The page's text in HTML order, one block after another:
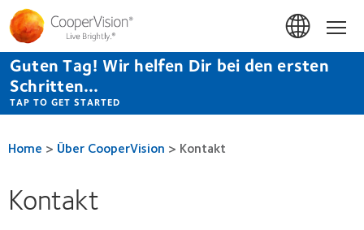
Direkt
zum
Inhalt
Guten Tag! Wir helfen Dir bei den ersten
Schritten...
TAP TO GET STARTED
Home > Über CooperVision > Kontakt
Kontakt